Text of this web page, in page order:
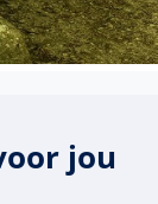
jou